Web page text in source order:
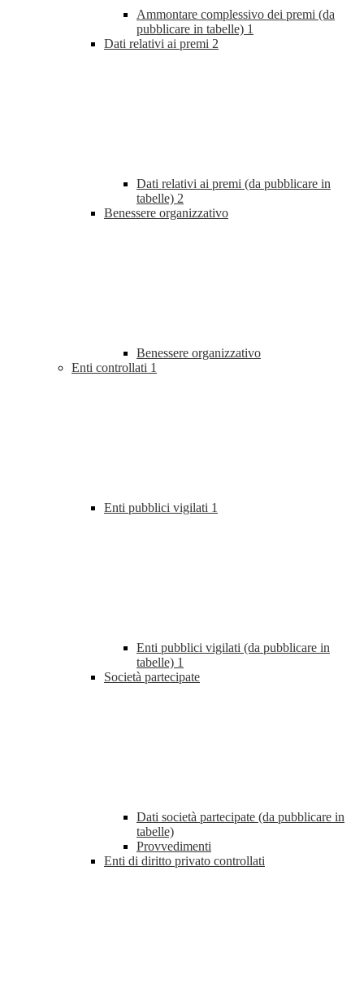
Ammontare complessivo dei premi (da
pubblicare in tabelle) 1
Dati relativi ai premi 2
Dati relativi ai premi (da pubblicare in
tabelle) 2
Benessere organizzativo
Benessere organizzativo
Enti controllati 1
Enti pubblici vigilati 1
Enti pubblici vigilati (da pubblicare in
tabelle) 1
Società partecipate
Dati società partecipate (da pubblicare in
tabelle)
Provvedimenti
Enti di diritto privato controllati